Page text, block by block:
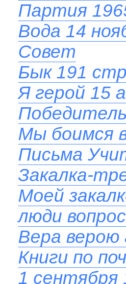
Партия
Вода 14
Совет
Бык 191
Я герой 15
Мы боимся
Письма
Закалка-
Моей
люди
Вера верою
Книги по
1 сентября